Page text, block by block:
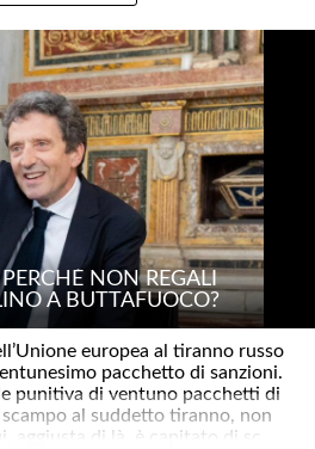
NON REGALI
A BUTTAFUOCO?
europea al tiranno russo
pacchetto di sanzioni.
punitiva di ventuno pacchetti di
al suddetto tiranno, non
aggiusta di là, è capitato di sc..